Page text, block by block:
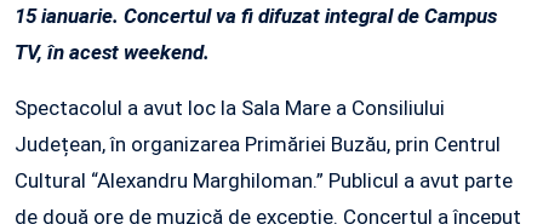
15 ianuarie. Concertul va fi difuzat integral de Campus
TV, în acest weekend.
Spectacolul a avut loc la Sala Mare a Consiliului
Județean, în organizarea Primăriei Buzău, prin Centrul
Cultural “Alexandru Marghiloman.” Publicul a avut parte
de două ore de muzică de excepție. Concertul a început